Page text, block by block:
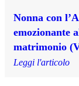
Nonna con
emozionante
matrimonio
Leggi l'articolo